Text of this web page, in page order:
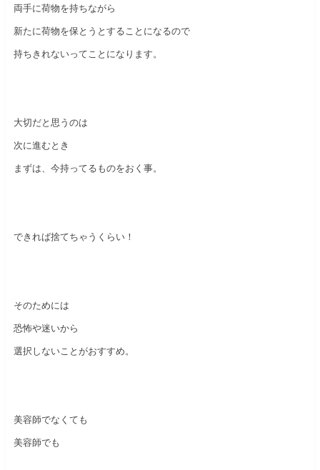
両手に荷物を持ちながら
新たに荷物を保とうとすることになるので
持ちきれないってことになります。
大切だと思うのは
次に進むとき
まずは、今持ってるものをおく事。
できれば捨てちゃうくらい！
そのためには
恐怖や迷いから
選択しないことがおすすめ。
美容師でなくても
美容師でも